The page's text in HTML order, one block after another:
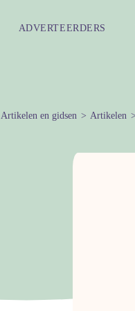
ADVERTEERDERS
Artikelen en gidsen Artikelen